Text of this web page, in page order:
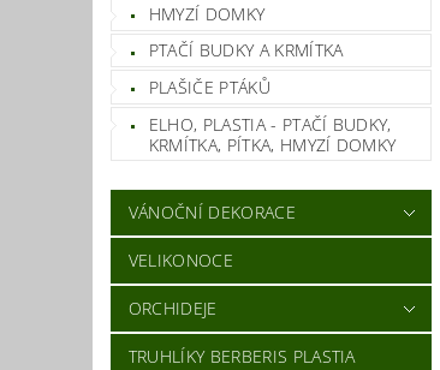
HMYZÍ DOMKY
PTAČÍ BUDKY A KRMÍTKA
PLAŠIČE PTÁKŮ
ELHO, PLASTIA - PTAČÍ BUDKY,
KRMÍTKA, PÍTKA, HMYZÍ DOMKY
VÁNOČNÍ DEKORACE
VELIKONOCE
ORCHIDEJE
TRUHLÍKY BERBERIS PLASTIA